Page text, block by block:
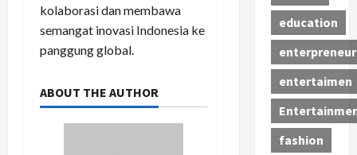
kolaborasi dan membawa
semangat inovasi Indonesia ke
panggung global.
ABOUT THE AUTHOR
education
enterpreneur
entertaimen
fashion